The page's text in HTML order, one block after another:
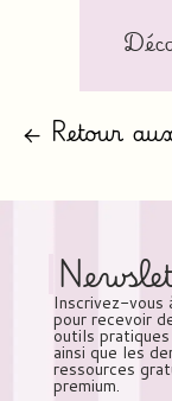
← Retour
Inscrivez-
pour recevoir
outils
ainsi que les
ressources
premium.